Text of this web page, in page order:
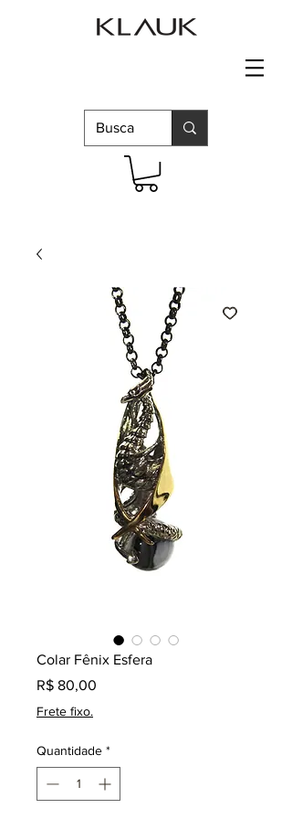
Colar Fênix Esfera
R$ 80,00
Frete fixo.
Quantidade *